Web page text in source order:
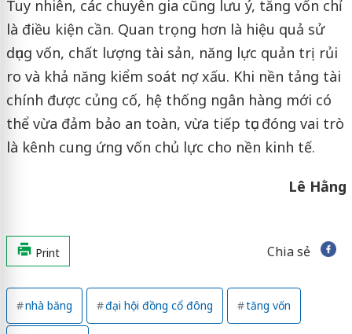
Tuy nhiên, các chuyên gia cũng lưu ý, tăng vốn chỉ
là điều kiện cần. Quan trọng hơn là hiệu quả sử
dụng vốn, chất lượng tài sản, năng lực quản trị rủi
ro và khả năng kiểm soát nợ xấu. Khi nền tảng tài
chính được củng cố, hệ thống ngân hàng mới có
thể vừa đảm bảo an toàn, vừa tiếp tục đóng vai trò
là kênh cung ứng vốn chủ lực cho nền kinh tế.
Lê Hằng
Print Chia sẻ
nhà băng đại hội đồng cổ đông tăng vốn